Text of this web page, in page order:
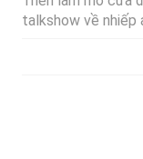
talkshow về nhiếp